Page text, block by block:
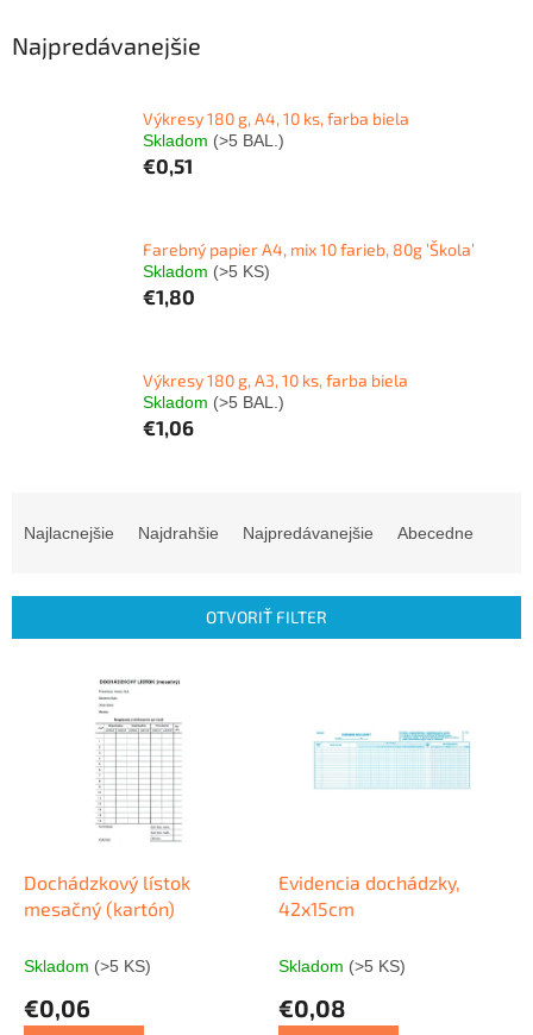
Najpredávanejšie
Výkresy 180 g, A4, 10 ks, farba biela
Skladom (>5 BAL.)
€0,51
Farebný papier A4, mix 10 farieb, 80g ’Škola’
Skladom (>5 KS)
€1,80
Výkresy 180 g, A3, 10 ks, farba biela
Skladom (>5 BAL.)
€1,06
i
Najlacnejšie Najdrahšie Najpredávanejšie Abecedne
OTVORIŤ FILTER
Dochádzkový lístok
mesačný (kartón)
Skladom (>5 KS)
€0,06
Evidencia dochádzky,
42x15cm
Skladom (>5 KS)
€0,08